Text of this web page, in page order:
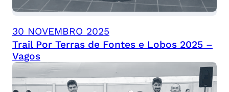
30 NOVEMBRO 2025
Trail Por Terras de Fontes e Lobos 2025 –
Vagos